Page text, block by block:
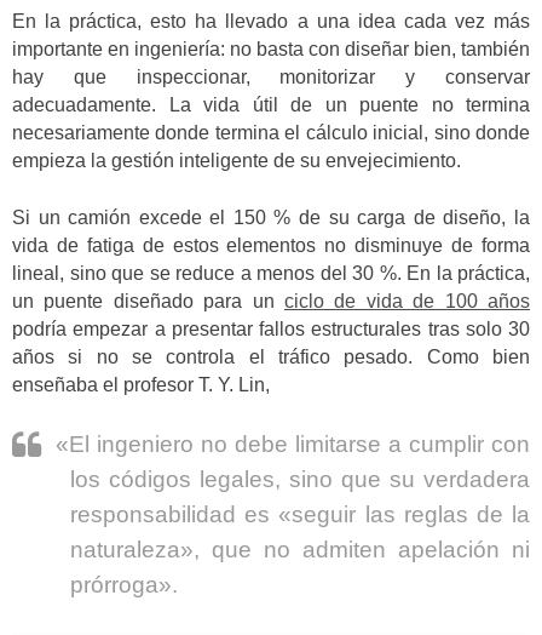
En la práctica, esto ha llevado a una idea cada vez más
importante en ingeniería: no basta con diseñar bien, también
hay que inspeccionar, monitorizar y conservar
adecuadamente. La vida útil de un puente no termina
necesariamente donde termina el cálculo inicial, sino donde
empieza la gestión inteligente de su envejecimiento.
Si un camión excede el 150 % de su carga de diseño, la
vida de fatiga de estos elementos no disminuye de forma
lineal, sino que se reduce a menos del 30 %. En la práctica,
un puente diseñado para un ciclo de vida de 100 años
podría empezar a presentar fallos estructurales tras solo 30
años si no se controla el tráfico pesado. Como bien
enseñaba el profesor T. Y. Lin,
«El ingeniero no debe limitarse a cumplir con
los códigos legales, sino que su verdadera
responsabilidad es «seguir las reglas de la
naturaleza», que no admiten apelación ni
prórroga».